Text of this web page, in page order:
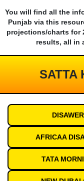
You will find all the
Punjab via this
projections/charts for
results, all in
SATTA
AFRICAA
TATA